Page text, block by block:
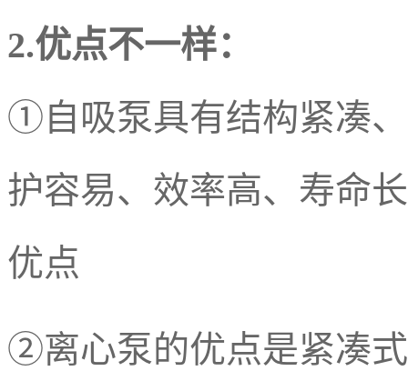
2.优点不一样：
①自吸泵具有结构紧凑
护容易、效率高、寿命
优点
②离心泵的优点是紧凑